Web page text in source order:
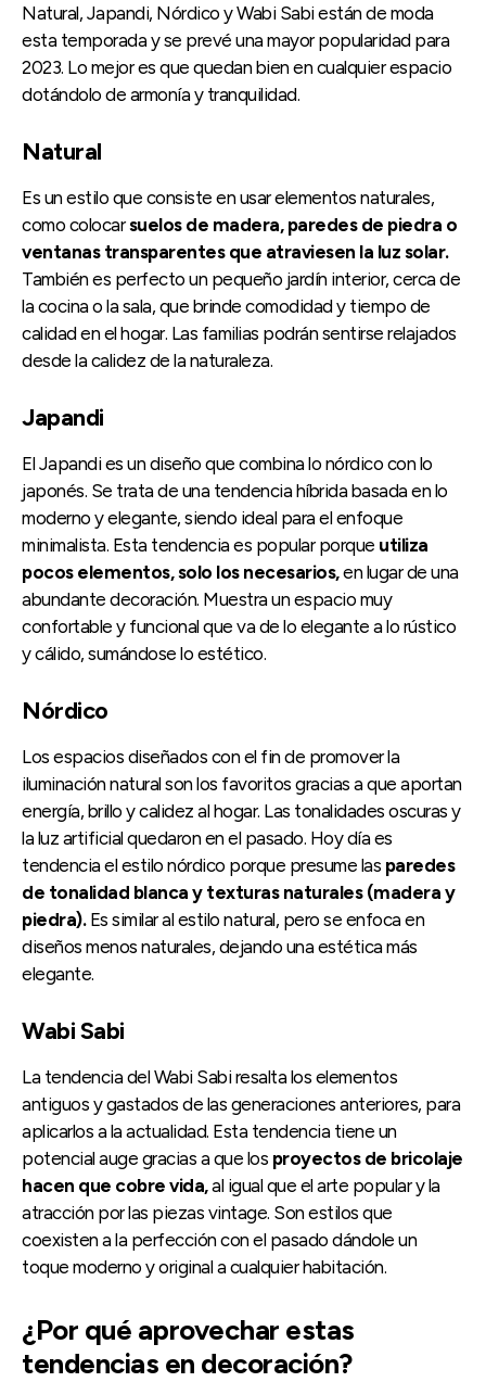
Natural, Japandi, Nórdico y Wabi Sabi están de moda
esta temporada y se prevé una mayor popularidad para
2023. Lo mejor es que quedan bien en cualquier espacio
dotándolo de armonía y tranquilidad.
Natural
Es un estilo que consiste en usar elementos naturales,
como colocarsuelos de madera, paredes de piedra o
ventanas transparentes que atraviesen la luz solar.
También es perfecto un pequeño jardín interior, cerca de
la cocina o la sala, que brinde comodidad y tiempo de
calidad en el hogar. Las familias podrán sentirse relajados
desde la calidez de la naturaleza.
Japandi
El Japandi es un diseño que combina lo nórdico con lo
japonés. Se trata de una tendencia híbrida basada en lo
moderno y elegante, siendo ideal para el enfoque
minimalista. Esta tendencia es popular porque utiliza
pocos elementos, solo los necesarios,en lugar de una
abundante decoración. Muestra un espacio muy
confortable y funcional que va de lo elegante a lo rústico
y cálido, sumándose lo estético.
Nórdico
Los espacios diseñados con el fin de promover la
iluminación natural son los favoritos gracias a que aportan
energía, brillo y calidez al hogar. Las tonalidades oscuras y
la luz artificial quedaron en el pasado. Hoy día es
tendencia el estilo nórdico porque presume las paredes
de tonalidad blanca y texturas naturales (madera y
piedra).Es similar al estilo natural, pero se enfoca en
diseños menos naturales, dejando una estética más
elegante.
Wabi Sabi
La tendencia del Wabi Sabi resalta los elementos
antiguos y gastados de las generaciones anteriores, para
aplicarlos a la actualidad. Esta tendencia tiene un
potencial auge gracias a que los proyectos de bricolaje
hacen que cobre vida,al igual que el arte popular y la
atracción por las piezas vintage. Son estilos que
coexisten a la perfección con el pasado dándole un
toque moderno y original a cualquier habitación.
¿Por qué aprovechar estas
tendencias en decoración?